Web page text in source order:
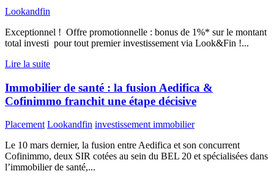
Lookandfin
Exceptionnel ! Offre promotionnelle : bonus de 1%* sur le montant
total investi pour tout premier investissement via Look&Fin !...
Lire la suite
Immobilier de santé : la fusion Aedifica &
Cofinimmo franchit une étape décisive
Placement Lookandfin investissement immobilier
Le 10 mars dernier, la fusion entre Aedifica et son concurrent
Cofinimmo, deux SIR cotées au sein du BEL 20 et spécialisées dans
l’immobilier de santé,...